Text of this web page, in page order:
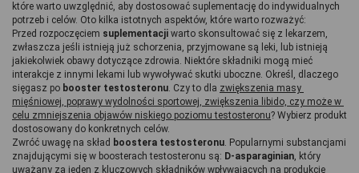
które warto uwzględnić, aby dostosować suplementację do indywidualnych
potrzeb i celów. Oto kilka istotnych aspektów, które warto rozważyć:
Przed rozpoczęciem suplementacji warto skonsultować się z lekarzem,
zwłaszcza jeśli istnieją już schorzenia, przyjmowane są leki, lub istnieją
jakiekolwiek obawy dotyczące zdrowia. Niektóre składniki mogą mieć
interakcje z innymi lekami lub wywoływać skutki uboczne. Określ, dlaczego
sięgasz po booster testosteronu. Czy to dla zwiększenia masy
mięśniowej, poprawy wydolności sportowej, zwiększenia libido, czy może w
celu zmniejszenia objawów niskiego poziomu testosteronu? Wybierz produkt
dostosowany do konkretnych celów.
Zwróć uwagę na skład boostera testosteronu. Popularnymi substancjami
znajdującymi się w boosterach testosteronu są: D-asparaginian, który